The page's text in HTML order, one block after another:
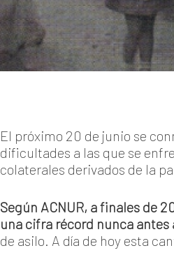
El próximo 20 de junio se
dificultades a las que se
colaterales derivados de la
Según ACNUR, a finales de
una cifra récord nunca antes
de asilo. A día de hoy esta